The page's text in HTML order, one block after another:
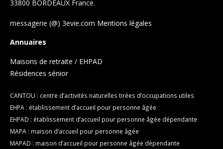
33800 BORDEAUX France.
messagerie (@) 3evie.com Mentions légales
Annuaires
Maisons de retraite / EHPAD
Résidences sénior
CANTOU : centre d’activités naturelles tirées d’occupations utiles
EHPA : établissement d’accueil pour personne âgée
EHPAD : établissement d’accueil pour personne âgée dépendante
MAPA : maison d’accueil pour personne âgée
MAPAD : maison d’accueil pour personne âgée dépendante